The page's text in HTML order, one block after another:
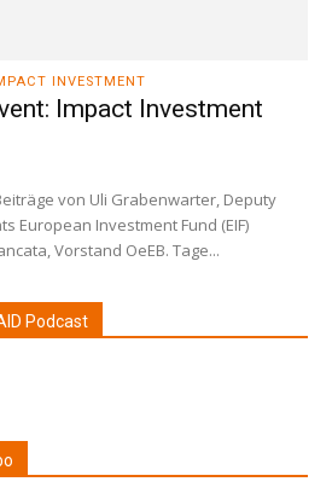
INVESTMENT
Impact Investment
von Uli Grabenwarter, Deputy
European Investment Fund (EIF)
Vorstand OeEB. Tage...
Podcast